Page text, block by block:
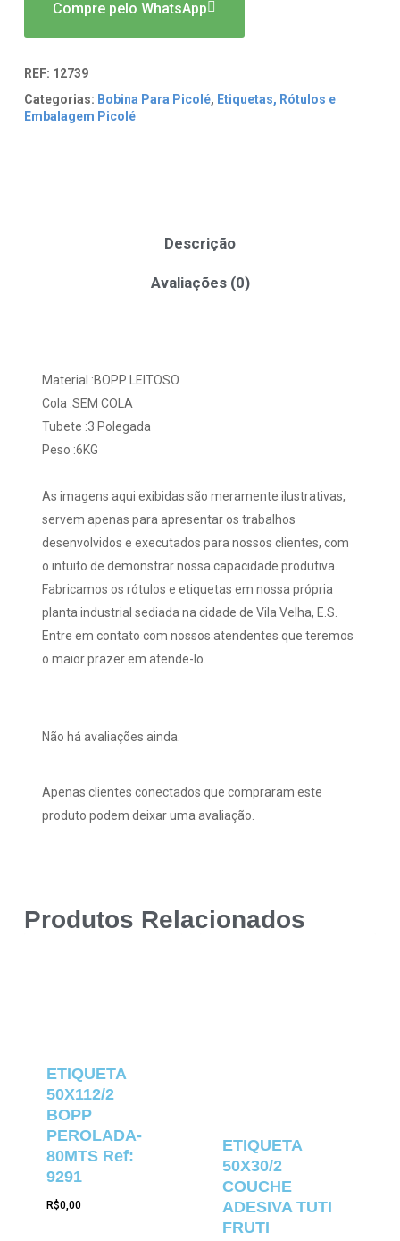
Compre pelo WhatsApp
REF: 12739
Categorias: Bobina Para Picolé, Etiquetas, Rótulos e
Embalagem Picolé
Descrição
Avaliações (0)
Material :BOPP LEITOSO
Cola :SEM COLA
Tubete :3 Polegada
Peso :6KG
As imagens aqui exibidas são meramente ilustrativas,
servem apenas para apresentar os trabalhos
desenvolvidos e executados para nossos clientes, com
o intuito de demonstrar nossa capacidade produtiva.
Fabricamos os rótulos e etiquetas em nossa própria
planta industrial sediada na cidade de Vila Velha, E.S.
Entre em contato com nossos atendentes que teremos
o maior prazer em atende-lo.
Não há avaliações ainda.
Apenas clientes conectados que compraram este
produto podem deixar uma avaliação.
Produtos Relacionados
ETIQUETA
50X112/2
BOPP
PEROLADA-
80MTS Ref:
9291
R$0,00
ETIQUETA
50X30/2
COUCHE
ADESIVA TUTI
FRUTI